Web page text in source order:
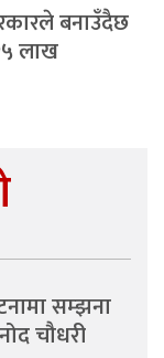
बनाउँदैछ
लाख
सम्झना
चौधरी